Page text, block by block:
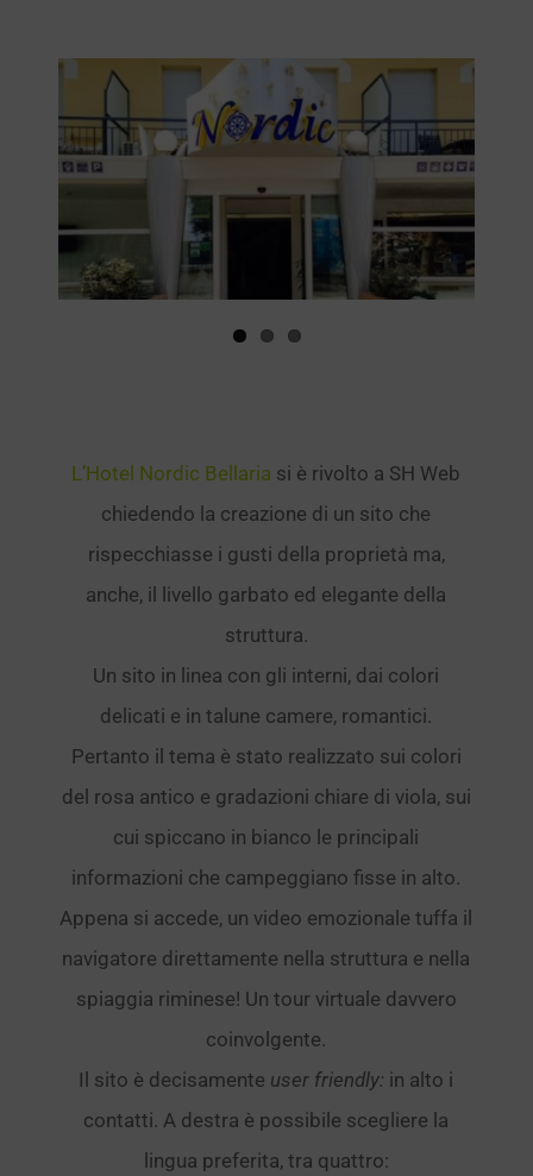
Ingrandisci
immagine
L’Hotel Nordic Bellaria si è rivolto a SH Web
chiedendo la creazione di un sito che
rispecchiasse i gusti della proprietà ma,
anche, il livello garbato ed elegante della
struttura.
Un sito in linea con gli interni, dai colori
delicati e in talune camere, romantici.
Pertanto il tema è stato realizzato sui colori
del rosa antico e gradazioni chiare di viola, sui
cui spiccano in bianco le principali
informazioni che campeggiano fisse in alto.
Appena si accede, un video emozionale tuffa il
navigatore direttamente nella struttura e nella
spiaggia riminese! Un tour virtuale davvero
coinvolgente.
Il sito è decisamente user friendly: in alto i
contatti. A destra è possibile scegliere la
lingua preferita, tra quattro: